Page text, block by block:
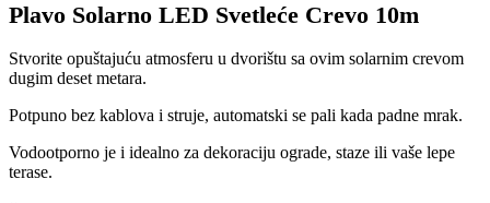
Plavo Solarno LED Svetleće Crevo 10m
Stvorite opuštajuću atmosferu u dvorištu sa ovim solarnim crevom
dugim deset metara.
Potpuno bez kablova i struje, automatski se pali kada padne mrak.
Vodootporno je i idealno za dekoraciju ograde, staze ili vaše lepe
terase.